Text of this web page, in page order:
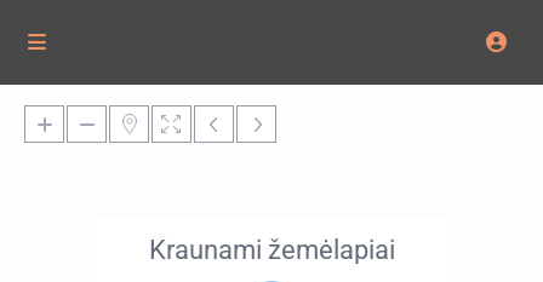
Kraunami žemėlapiai